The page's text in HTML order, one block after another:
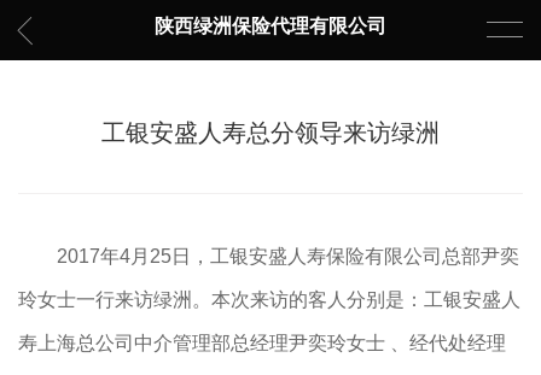
陕西绿洲保险代理有限公司
工银安盛人寿总分领导来访绿洲
2017年4月25日，工银安盛人寿保险有限公司总部尹奕
玲女士一行来访绿洲。本次来访的客人分别是：工银安盛人
寿上海总公司中介管理部总经理尹奕玲女士 、经代处经理